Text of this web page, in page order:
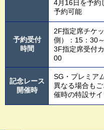
4月16日を予
予約可能
予約受付
時間
2F指定席チケ
側）：15：30
3F指定席受付
00
記念レース
開催時
SG・プレミア
異なる場合も
催時の特設サイ